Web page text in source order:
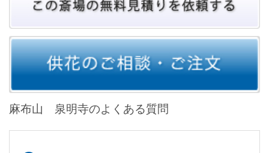
麻布山 泉明寺のよくある質問